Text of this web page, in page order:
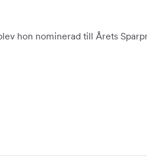
hon nominerad till Årets